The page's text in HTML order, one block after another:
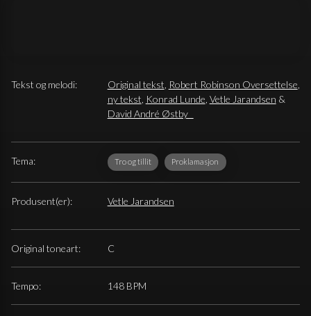
Tekst og melodi: Original tekst Robert Robinson Oversettelse
ny tekst Konrad Lunde Vetle Jarandsen &
David André Østby
Tema: Tro og tillit Proklamasjon
Produsent(er): Vetle Jarandsen
Original toneart: C
Tempo: 148 BPM